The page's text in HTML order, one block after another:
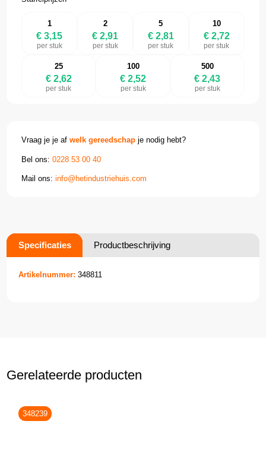
1
€ 3,15
per stuk
2
€ 2,91
per stuk
5
€ 2,81
per stuk
10
€ 2,72
per stuk
25
€ 2,62
per stuk
100
€ 2,52
per stuk
500
€ 2,43
per stuk
Vraag je je afwelk gereedschap je nodig hebt?
Bel ons:0228 53 00 40
Mail ons:info@hetindustriehuis.com
Specificaties Productbeschrijving
Artikelnummer: 348811
Gerelateerde producten
348239